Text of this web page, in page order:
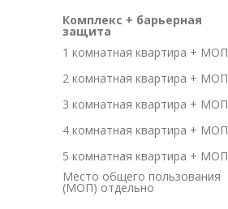
Комплекс + барьерная
защита
1 комнатная квартира + МОП
2 комнатная квартира + МОП
3 комнатная квартира + МОП
4 комнатная квартира + МОП
5 комнатная квартира + МОП
Место общего пользования
(МОП) отдельно